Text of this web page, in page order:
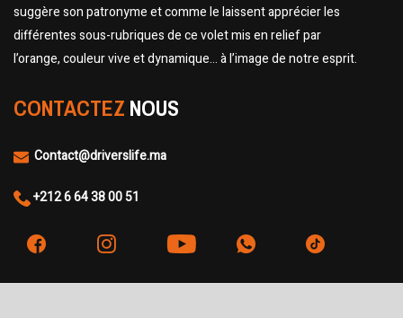
suggère son patronyme et comme le laissent apprécier les
différentes sous-rubriques de ce volet mis en relief par
l’orange, couleur vive et dynamique… à l’image de notre esprit.
CONTACTEZ NOUS
Contact@driverslife.ma
+212 6 64 38 00 51